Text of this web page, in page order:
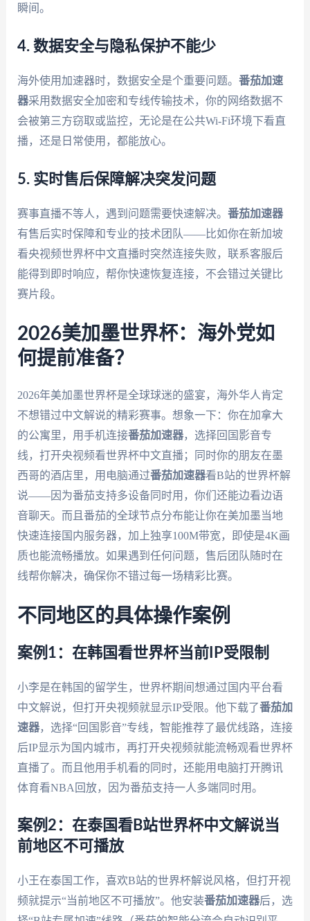
瞬间。
4. 数据安全与隐私保护不能少
海外使用加速器时，数据安全是个重要问题。 番茄加速
器采用数据安全加密和专线传输技术，你的网络数据不
会被第三方窃取或监控，无论是在公共Wi-Fi环境下看直
播，还是日常使用，都能放心。
5. 实时售后保障解决突发问题
赛事直播不等人，遇到问题需要快速解决。 番茄加速器
有售后实时保障和专业的技术团队——比如你在新加坡
看央视频世界杯中文直播时突然连接失败，联系客服后
能得到即时响应，帮你快速恢复连接，不会错过关键比
赛片段。
2026美加墨世界杯：海外党如
何提前准备？
2026年美加墨世界杯是全球球迷的盛宴，海外华人肯定
不想错过中文解说的精彩赛事。想象一下：你在加拿大
的公寓里，用手机连接番茄加速器，选择回国影音专
线，打开央视频看世界杯中文直播；同时你的朋友在墨
西哥的酒店里，用电脑通过番茄加速器看B站的世界杯解
说——因为番茄支持多设备同时用，你们还能边看边语
音聊天。而且番茄的全球节点分布能让你在美加墨当地
快速连接国内服务器，加上独享100M带宽，即使是4K画
质也能流畅播放。如果遇到任何问题，售后团队随时在
线帮你解决，确保你不错过每一场精彩比赛。
不同地区的具体操作案例
案例1：在韩国看世界杯当前IP受限制
小李是在韩国的留学生，世界杯期间想通过国内平台看
中文解说，但打开央视频就显示IP受限。他下载了番茄加
速器，选择“回国影音”专线，智能推荐了最优线路，连接
后IP显示为国内城市，再打开央视频就能流畅观看世界杯
直播了。而且他用手机看的同时，还能用电脑打开腾讯
体育看NBA回放，因为番茄支持一人多端同时用。
案例2：在泰国看B站世界杯中文解说当
前地区不可播放
小王在泰国工作，喜欢B站的世界杯解说风格，但打开视
频就提示“当前地区不可播放”。他安装番茄加速器后，选